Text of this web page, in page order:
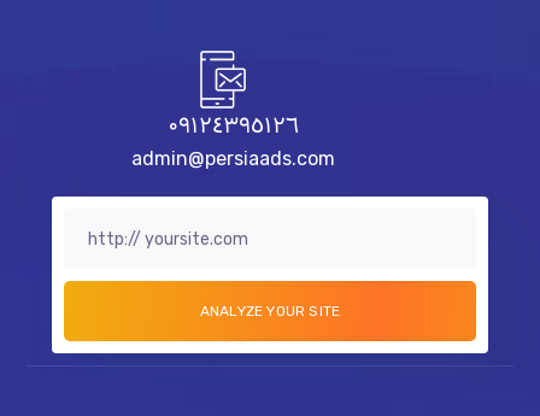
٠٩١٢٤٣٩٥١٢٦
admin@persiaads.com